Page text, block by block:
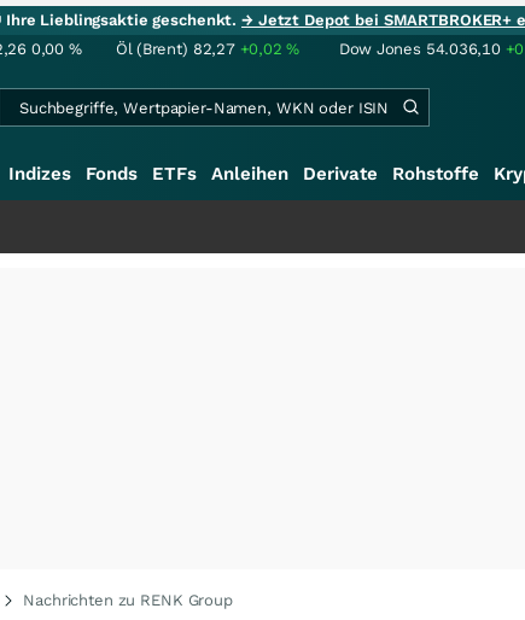
Ihre Lieblingsaktie geschenkt.→ Jetzt Depot bei
0,00 % Öl (Brent) 82,27 +0,02% Dow Jones 54.036,10
Indizes Fonds ETFs Anleihen Derivate Rohstoffe
Nachrichten zu RENK Group